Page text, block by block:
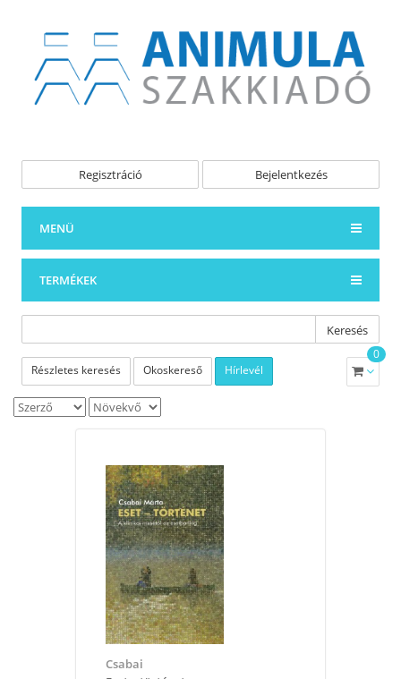
Regisztráció Bejelentkezés
MENÜ
TERMÉKEK
Keresés
Részletes keresés Okoskereső Hírlevél
0
Csabai